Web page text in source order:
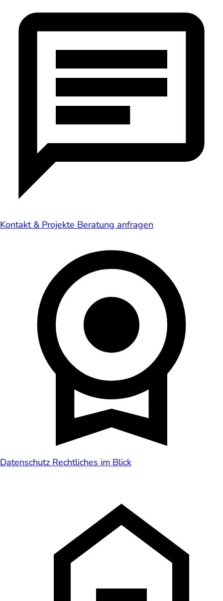
Kontakt & Projekte Beratung anfragen
Datenschutz Rechtliches im Blick